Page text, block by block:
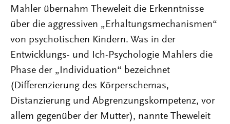
Mahler übernahm Theweleit die Erkenntnisse
über die aggressiven „Erhaltungsmechanismen“
von psychotischen Kindern. Was in der
Entwicklungs- und Ich-Psychologie Mahlers die
Phase der „Individuation“ bezeichnet
(Differenzierung des Körperschemas,
Distanzierung und Abgrenzungskompetenz, vor
allem gegenüber der Mutter), nannte Theweleit